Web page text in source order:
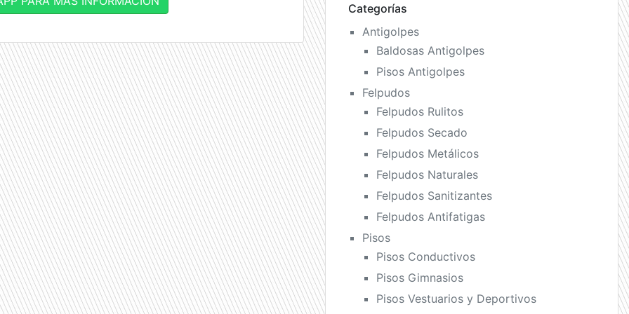
Categorías
Antigolpes
Baldosas Antigolpes
Pisos Antigolpes
Felpudos
Felpudos Rulitos
Felpudos Secado
Felpudos Metálicos
Felpudos Naturales
Felpudos Sanitizantes
Felpudos Antifatigas
Pisos
Pisos Conductivos
Pisos Gimnasios
Pisos Vestuarios y Deportivos